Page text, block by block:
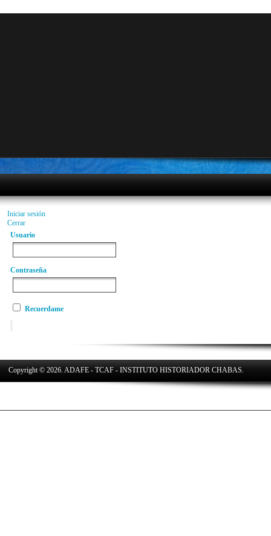
Iniciar sesión
Cerrar
Usuario
Contraseña
Recuerdame
Copyright © 2026. ADAFE - TCAF - INSTITUTO HISTORIADOR CHABAS.